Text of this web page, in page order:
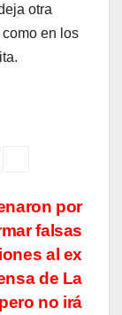
otra
en los
por
falsas
al ex
de La
no irá